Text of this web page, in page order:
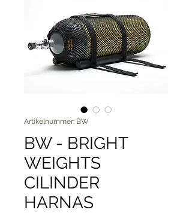
Artikelnummer: BW
BW - BRIGHT
WEIGHTS
CILINDER
HARNAS